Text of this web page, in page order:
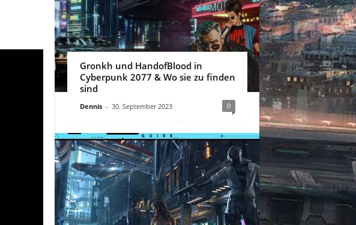
Gronkh und HandofBlood in
Cyberpunk 2077 & Wo sie zu finden
sind
Dennis - 30. September 2023 0